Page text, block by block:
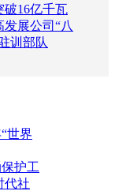
破16亿千瓦
发展公司“八
训部队
世界
护工
代社